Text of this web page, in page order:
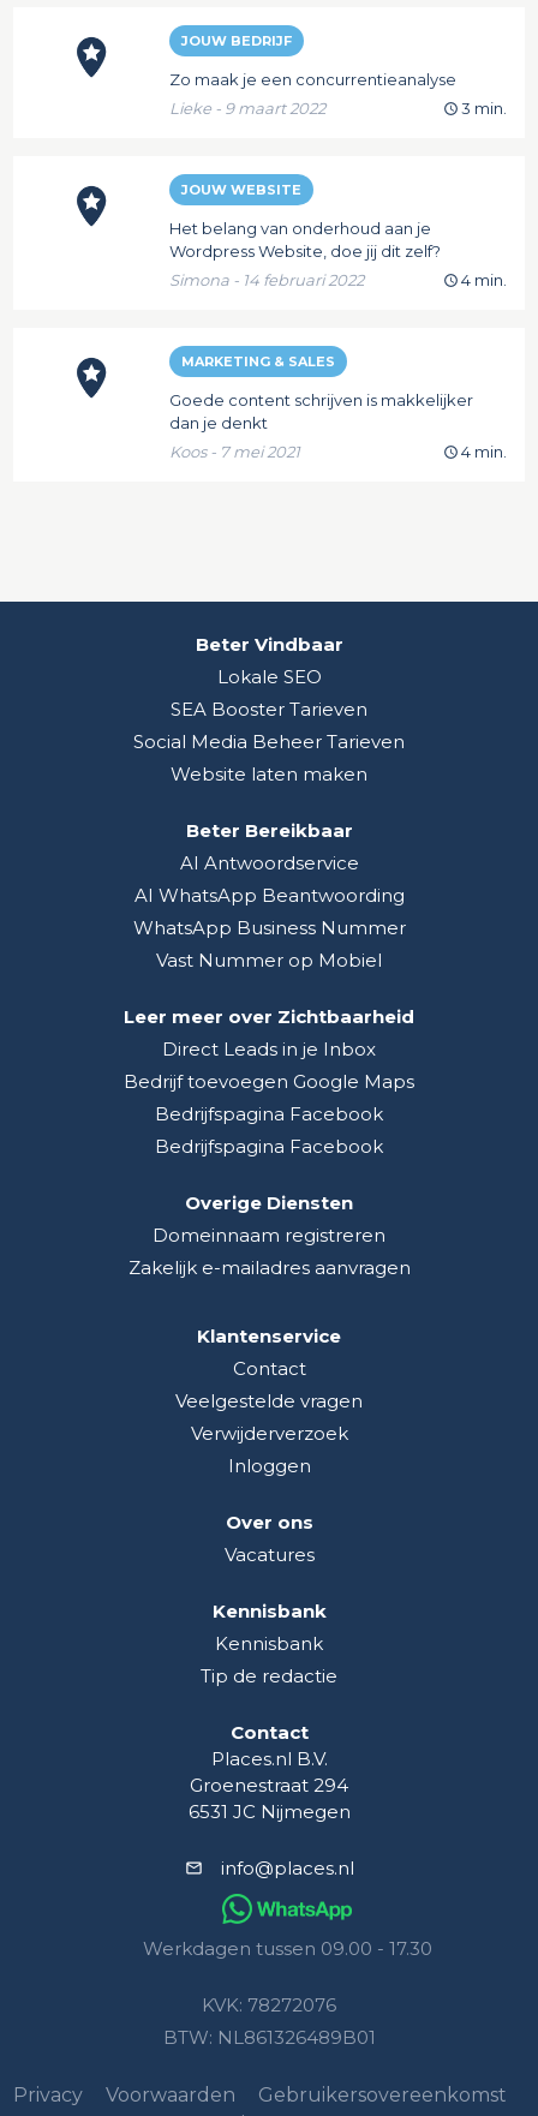
JOUW BEDRIJF
Zo maak je een concurrentieanalyse
Lieke - 9 maart 2022
3 min.
JOUW WEBSITE
Het belang van onderhoud aan je
Wordpress Website, doe jij dit zelf?
Simona - 14 februari 2022
4 min.
MARKETING & SALES
Goede content schrijven is makkelijker
dan je denkt
Koos - 7 mei 2021
4 min.
Beter Vindbaar
Lokale SEO
SEA Booster Tarieven
Social Media Beheer Tarieven
Website laten maken
Beter Bereikbaar
AI Antwoordservice
AI WhatsApp Beantwoording
WhatsApp Business Nummer
Vast Nummer op Mobiel
Leer meer over Zichtbaarheid
Direct Leads in je Inbox
Bedrijf toevoegen Google Maps
Bedrijfspagina Facebook
Bedrijfspagina Facebook
Overige Diensten
Domeinnaam registreren
Zakelijk e-mailadres aanvragen
Klantenservice
Contact
Veelgestelde vragen
Verwijderverzoek
Inloggen
Over ons
Vacatures
Kennisbank
Kennisbank
Tip de redactie
Contact
Places.nl B.V.
Groenestraat 294
6531 JC Nijmegen
info@places.nl
Werkdagen tussen 09.00 - 17.30
KVK: 78272076
BTW: NL861326489B01
Privacy Voorwaarden
Gebruikersovereenkomst